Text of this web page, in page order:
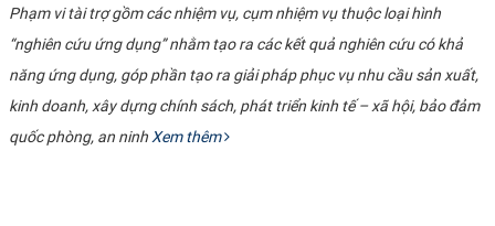
Phạm vi tài trợ gồm các nhiệm vụ, cụm nhiệm vụ thuộc loại hình
“nghiên cứu ứng dụng” nhằm tạo ra các kết quả nghiên cứu có khả
năng ứng dụng, góp phần tạo ra giải pháp phục vụ nhu cầu sản xuất,
kinh doanh, xây dựng chính sách, phát triển kinh tế – xã hội, bảo đảm
quốc phòng, an ninh Xem thêm